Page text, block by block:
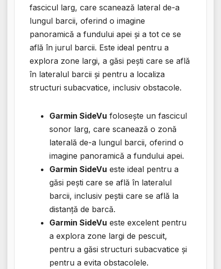
fascicul larg, care scanează lateral de-a
lungul barcii, oferind o imagine
panoramică a fundului apei și a tot ce se
află în jurul barcii. Este ideal pentru a
explora zone largi, a găsi pești care se află
în lateralul barcii și pentru a localiza
structuri subacvatice, inclusiv obstacole.
Garmin SideVu folosește un fascicul
sonor larg, care scanează o zonă
laterală de-a lungul barcii, oferind o
imagine panoramică a fundului apei.
Garmin SideVu este ideal pentru a
găsi pești care se află în lateralul
barcii, inclusiv peștii care se află la
distanță de barcă.
Garmin SideVu este excelent pentru
a explora zone largi de pescuit,
pentru a găsi structuri subacvatice și
pentru a evita obstacolele.